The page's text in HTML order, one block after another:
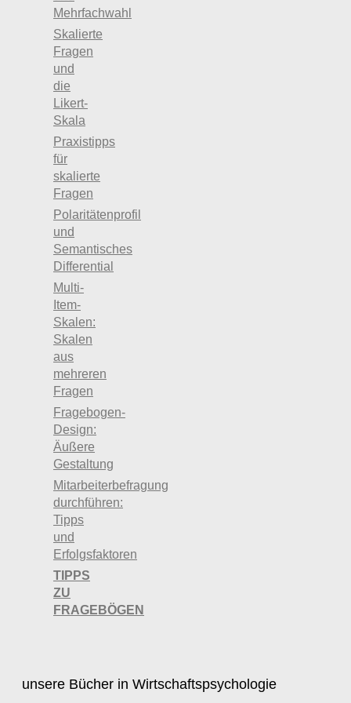
Mehrfachwahl
Skalierte
Fragen
und
die
Likert-
Skala
Praxistipps
für
skalierte
Fragen
Polaritätenprofil
und
Semantisches
Differential
Multi-
Item-
Skalen:
Skalen
aus
mehreren
Fragen
Fragebogen-
Design:
Äußere
Gestaltung
Mitarbeiterbefragung
durchführen:
Tipps
und
Erfolgsfaktoren
TIPPS
ZU
FRAGEBÖGEN
unsere Bücher in Wirtschaftspsychologie